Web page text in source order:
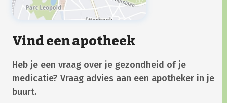
Vind een apotheek
Heb je een vraag over je gezondheid of je
medicatie? Vraag advies aan een apotheker in je
buurt.